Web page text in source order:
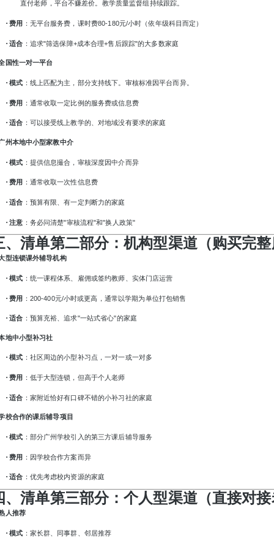
直付老师，平台不赚差价。教学质量监督组持续跟踪。
· 费用 ：无平台服务费，课时费80-180元/小时（依年级科目而定）
· 适合 ：追求"筛选保障+成本合理+售后跟踪"的大多数家庭
国性一对一平台
· 模式 ：线上匹配为主，部分支持线下。审核标准因平台而异。
· 费用 ：通常收取一定比例的服务费或信息费
· 适合 ：可以接受线上教学的、对地域没有要求的家庭
州本地中小型家教中介
· 模式 ：提供信息撮合，审核深度因中介而异
· 费用 ：通常收取一次性信息费
· 适合 ：预算有限、有一定判断力的家庭
· 注意 ：务必问清楚"审核流程"和"换人政策"
、清单第二部分：机构型渠道（购买完
型连锁课外辅导机构
· 模式 ：统一课程体系、雇佣或签约教师、实体门店运营
· 费用 ： 200-400元/小时或更高，通常以学期为单位打包销售
· 适合 ：预算充裕、追求"一站式省心"的家庭
地中小型补习社
· 模式 ：社区周边的小型补习点，一对一或一对多
· 费用 ：低于大型连锁，但高于个人老师
· 适合 ：家附近恰好有口碑不错的小补习社的家庭
校合作的课后辅导项目
· 模式 ：部分广州学校引入的第三方课后辅导服务
· 费用 ：因学校合作方案而异
· 适合 ：优先考虑校内资源的家庭
、清单第三部分：个人型渠道（直接对
人推荐
· 模式 ：家长群、同事群、邻居推荐